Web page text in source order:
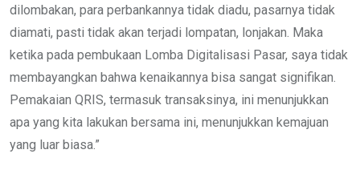
dilombakan, para perbankannya tidak diadu, pasarnya tidak
diamati, pasti tidak akan terjadi lompatan, lonjakan. Maka
ketika pada pembukaan Lomba Digitalisasi Pasar, saya tidak
membayangkan bahwa kenaikannya bisa sangat signifikan.
Pemakaian QRIS, termasuk transaksinya, ini menunjukkan
apa yang kita lakukan bersama ini, menunjukkan kemajuan
yang luar biasa.”